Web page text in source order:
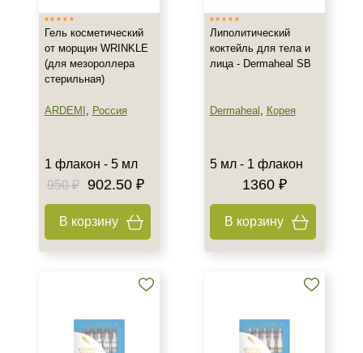
Возраст
Любой возраст (от 18 лет)
После 35
Действие
Моделирование
Обновление
Показать еще
Назначение против
Возрастные изменения
Показать еще
Гель косметический
от морщин WRINKLE
(для мезороллера
стерильная)
ARDEMI , Россия
1 флакон - 5 мл
950 ₽
902.50 ₽
В корзину
Липолитический
коктейль для тела и
лица - Dermaheal SB
Dermaheal , Корея
5 мл - 1 флакон
1360 ₽
В корзину